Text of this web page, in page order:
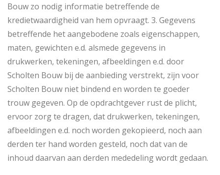
Bouw zo nodig informatie betreffende de
kredietwaardigheid van hem opvraagt. 3. Gegevens
betreffende het aangebodene zoals eigenschappen,
maten, gewichten e.d. alsmede gegevens in
drukwerken, tekeningen, afbeeldingen e.d. door
Scholten Bouw bij de aanbieding verstrekt, zijn voor
Scholten Bouw niet bindend en worden te goeder
trouw gegeven. Op de opdrachtgever rust de plicht,
ervoor zorg te dragen, dat drukwerken, tekeningen,
afbeeldingen e.d. noch worden gekopieerd, noch aan
derden ter hand worden gesteld, noch dat van de
inhoud daarvan aan derden mededeling wordt gedaan.